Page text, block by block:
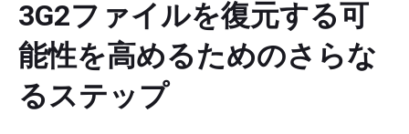
3G2ファイルを復元する可
能性を高めるためのさらな
るステップ